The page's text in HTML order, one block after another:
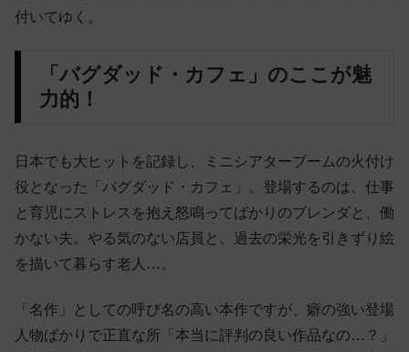
付いてゆく。
「バグダッド・カフェ」のここが魅
力的！
日本でも大ヒットを記録し、ミニシアターブームの火付け
役となった「バグダッド・カフェ」。登場するのは、仕事
と育児にストレスを抱え怒鳴ってばかりのブレンダと、働
かない夫。やる気のない店員と、過去の栄光を引きずり絵
を描いて暮らす老人…。
「名作」としての呼び名の高い本作ですが、癖の強い登場
人物ばかりで正直な所「本当に評判の良い作品なの…？」